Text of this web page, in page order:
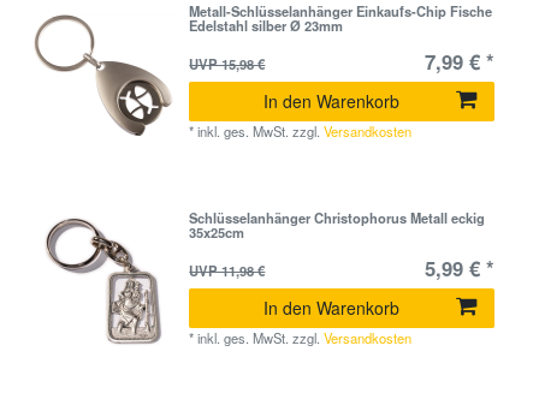
Metall-Schlüsselanhänger Einkaufs-Chip Fische
Edelstahl silber Ø 23mm
UVP 15,98 €
7,99 € *
In den Warenkorb
*inkl. ges. MwSt. zzgl.Versandkosten
Schlüsselanhänger Christophorus Metall eckig
35x25cm
UVP 11,98 €
5,99 € *
In den Warenkorb
*inkl. ges. MwSt. zzgl.Versandkosten